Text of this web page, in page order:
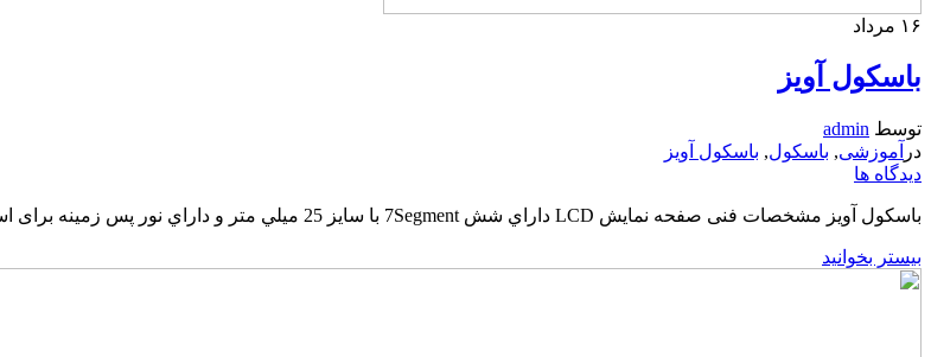
۱۶ مرداد
باسکول آویز
توسط admin
در آموزشی, باسکول, باسکول آویز
دیدگاه ها
باسکول آویز مشخصات فنی صفحه نمايش LCD داراي شش 7Segment با سايز 25 ميلي متر و داراي نور پس زمينه برای استفاده در مناطق کم نور مجهز به تاريخ و ساعت دارای حافظه داخلي جهت...
بیستر بخوانید